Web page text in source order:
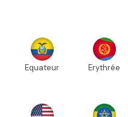
Equateur Erythrée